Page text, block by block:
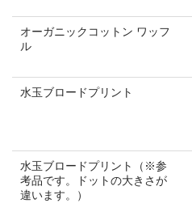
ユザワヤとは
公式SNS
プライバシーポリシー
ウェブチラシ
オーガニックコットン ワッフ
ル
水玉ブロードプリント
水玉ブロードプリント（※参
考品です。ドットの大きさが
違います。）